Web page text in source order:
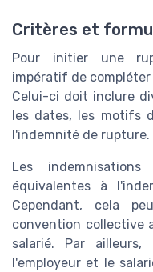
Critères et
Pour initier une
impératif de compléter
Celui-ci doit inclure
les dates, les motifs
l'indemnité de rupture.
Les
équivalentes à
Cependant, cela
convention collective
salarié. Par
l'employeur et le